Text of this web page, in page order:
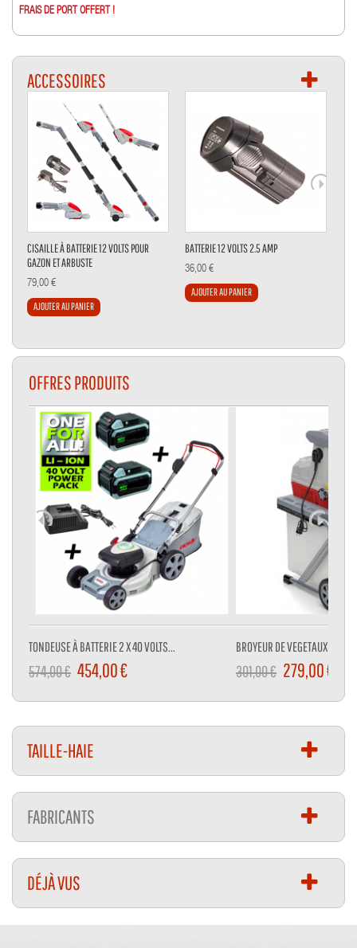
FRAIS DE PORT OFFERT !
ACCESSOIRES
CISAILLE À BATTERIE 12 VOLTS POUR
GAZON ET ARBUSTE
79,00 €
AJOUTER AU PANIER
BATTERIE 12 VOLTS 2.5 AMP
36,00 €
AJOUTER AU PANIER
OFFRES PRODUITS
TONDEUSE À BATTERIE 2 X 40 VOLTS...
574,00 € 454,00 €
BROYEUR DE VEGETAUX 3000
301,00 € 279,00 €
TAILLE-HAIE
FABRICANTS
DÉJÀ VUS